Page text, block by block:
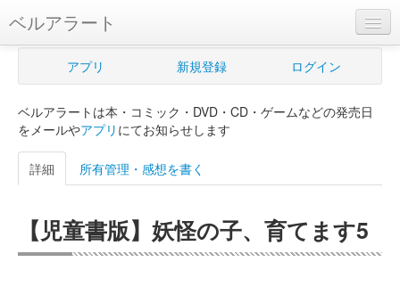
ベルアラート
ベルアラートとは
新規登録
ログイン
購入管理
アプリ 新規登録 ログイン
ベルアラートは本・コミック・DVD・CD・ゲームなどの発売日
をメールやアプリ にてお知らせします
詳細 所有管理・感想を書く
【児童書版】妖怪の子、育てます5